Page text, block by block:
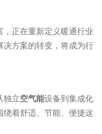
，正在重新定义暖通行业
方案的转变，将成为行
独立空气能设备到集成化
着舒适、节能、便捷这